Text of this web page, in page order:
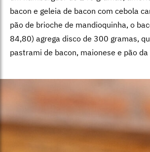
bacon e geleia de bacon com cebola
pão de brioche de mandioquinha, o
84,80) agrega disco de 300 gramas,
pastrami de bacon, maionese e pão da